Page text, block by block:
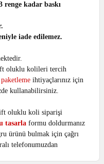
renge kadar baskı
iade edilemez.
oluklu kolileri tercih
ihtiyaçlarınız için
kullanabilirsiniz.
oluklu koli siparişi
tasarla formu doldurmanız
ürünü bulmak için çağrı
telefonumuzdan